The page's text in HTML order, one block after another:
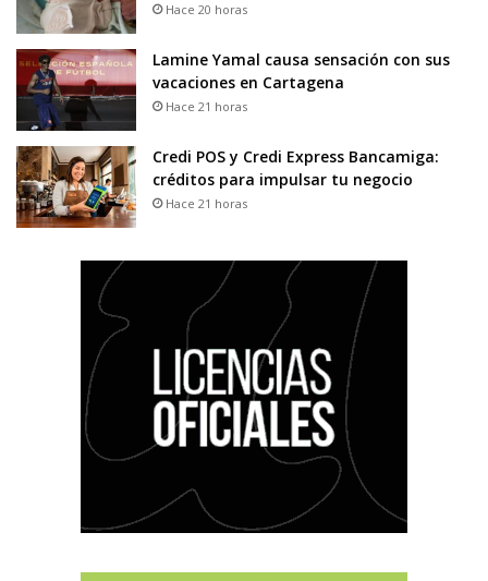
Hace 20 horas
Lamine Yamal causa sensación con sus
vacaciones en Cartagena
Hace 21 horas
Credi POS y Credi Express Bancamiga:
créditos para impulsar tu negocio
Hace 21 horas